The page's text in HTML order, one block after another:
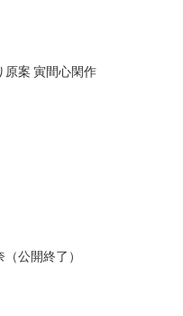
案 寅間心閑作
公開終了）